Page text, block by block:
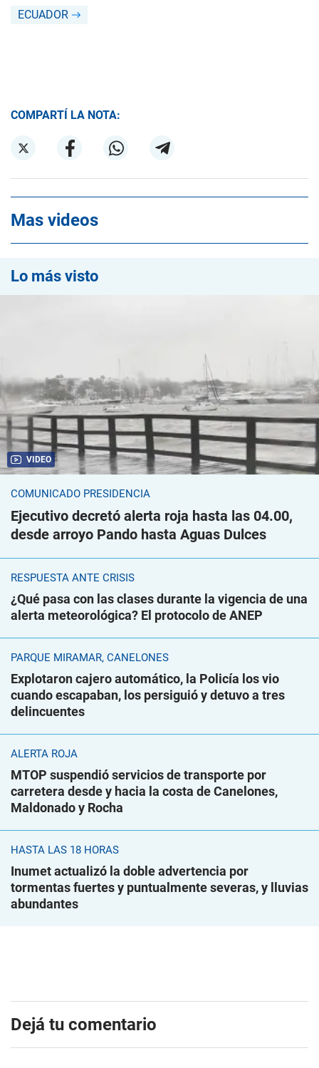
ECUADOR
COMPARTÍ LA NOTA:
Mas videos
Lo más visto
VIDEO
COMUNICADO PRESIDENCIA
Ejecutivo decretó alerta roja hasta las 04.00,
desde arroyo Pando hasta Aguas Dulces
RESPUESTA ANTE CRISIS
¿Qué pasa con las clases durante la vigencia de una
alerta meteorológica? El protocolo de ANEP
PARQUE MIRAMAR, CANELONES
Explotaron cajero automático, la Policía los vio
cuando escapaban, los persiguió y detuvo a tres
delincuentes
ALERTA ROJA
MTOP suspendió servicios de transporte por
carretera desde y hacia la costa de Canelones,
Maldonado y Rocha
HASTA LAS 18 HORAS
Inumet actualizó la doble advertencia por
tormentas fuertes y puntualmente severas, y lluvias
abundantes
Dejá tu comentario